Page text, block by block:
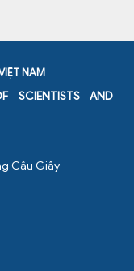
NAM
SCIENTISTS AND
Cầu Giấy